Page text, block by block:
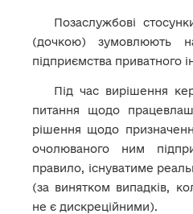
Позаслужбові
(дочкою) зумовлюють
підприємства приватного
Під час вирішення
питання щодо
рішення щодо
очолюваного ним
правило, існуватиме
(за винятком випадків,
не є дискреційними).